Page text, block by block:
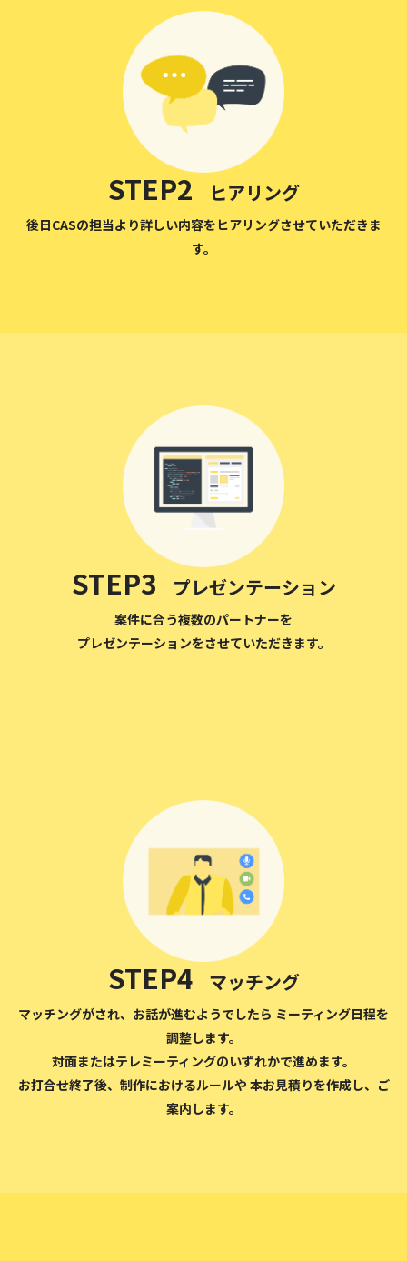
STEP2 ヒアリング
後日CASの担当より詳しい内容を ヒアリングさせていただきま
す。
STEP3 プレゼンテーション
案件に合う複数のパートナーを
プレゼンテーションをさせていただきます。
STEP4 マッチング
マッチングがされ、お話が進むようでしたら ミーティング日程を
調整します。
対面またはテレミーティングのいずれかで進めます。
お打合せ終了後、制作におけるルールや 本お見積りを作成し、ご
案内します。